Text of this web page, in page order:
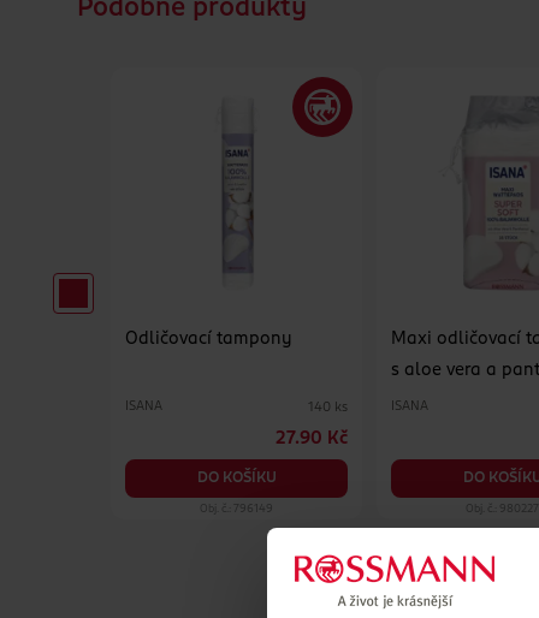
Podobné produkty
Odličovací tampony
ISANA 140 ks
27.90 Kč
DO KOŠÍKU
Obj. č.: 796149
Maxi odličovací
s aloe vera a
ISANA
DO
Obj. č.: 980227